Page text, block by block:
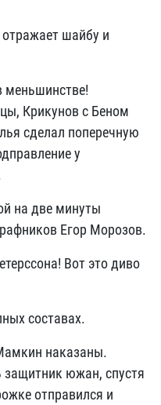
шайбу и
меньшинстве!
Крикунов с Беном
сделал поперечную
у
на две минуты
Егор Морозов.
Вот это диво
составах.
наказаны.
южан, спустя
отправился и